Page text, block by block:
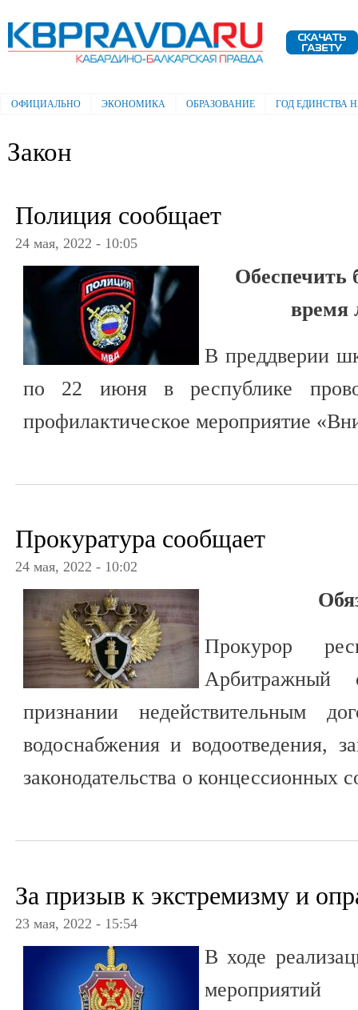
Электронная газета "Кабардино-
Балкарская правда"
Главное меню
ОФИЦИАЛЬНО ЭКОНОМИКА ОБРАЗОВАНИЕ ГОД ЕДИНСТВА
Закон
Полиция сообщает
24 мая, 2022 - 10:05
Обеспечить
время
В преддверии
по 22 июня в республике
профилактическое мероприятие
Прокуратура сообщает
24 мая, 2022 - 10:02
Прокурор
признании недействительным
водоснабжения и водоотведения,
законодательства о концессионных
За призыв к экстремизму и
23 мая, 2022 - 15:54
В ходе